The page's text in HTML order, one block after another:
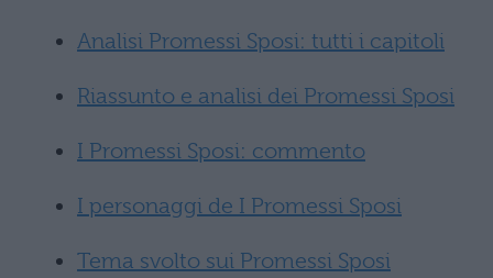
Analisi Promessi Sposi: tutti i capitoli
Riassunto e analisi dei Promessi Sposi
I Promessi Sposi: commento
I personaggi de I Promessi Sposi
Tema svolto sui Promessi Sposi